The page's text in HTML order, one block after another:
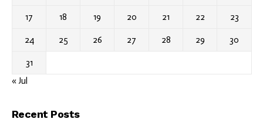
17 18 19 20 21 22 23
24 25 26 27 28 29 30
31
« Jul
Recent Posts